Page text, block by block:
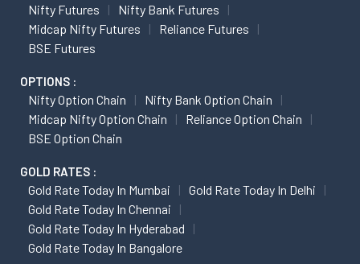
Nifty Futures
Nifty Bank Futures
Midcap Nifty Futures
Reliance Futures
BSE Futures
OPTIONS :
Nifty Option Chain
Nifty Bank Option Chain
Midcap Nifty Option Chain
Reliance Option Chain
BSE Option Chain
GOLD RATES :
Gold Rate Today In Mumbai
Gold Rate Today In Delhi
Gold Rate Today In Chennai
Gold Rate Today In Hyderabad
Gold Rate Today In Bangalore